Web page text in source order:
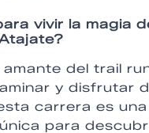
vivir la magia
del trail
y disfrutar
carrera es una
para